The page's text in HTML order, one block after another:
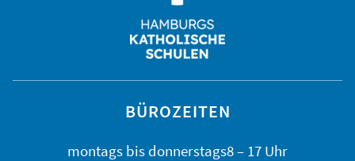
BÜROZEITEN
montags bis donnerstags8 – 17 Uhr